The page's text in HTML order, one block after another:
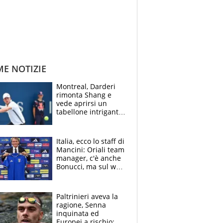
NOTIZIE
Montreal, Darderi
rimonta Shang e
vede aprirsi un
tabellone intrigante:
felice del mio livello"
Italia, ecco lo staff di
Mancini: Oriali team
manager, c'è anche
Bonucci, ma sul web
Paltrinieri aveva la
ragione, Senna
inquinata ed